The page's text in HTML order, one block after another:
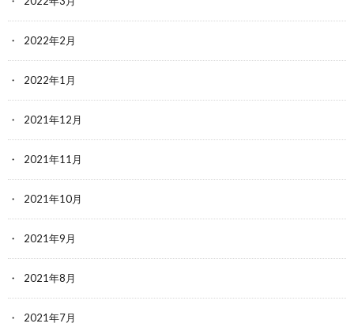
2022年2月
2022年1月
2021年12月
2021年11月
2021年10月
2021年9月
2021年8月
2021年7月